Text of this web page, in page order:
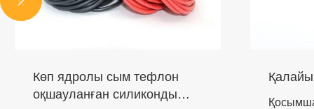
Көп ядролы сым тефлон
оқшауланған силиконды